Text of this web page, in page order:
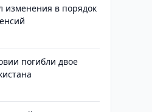
изменения в порядок
погибли двое